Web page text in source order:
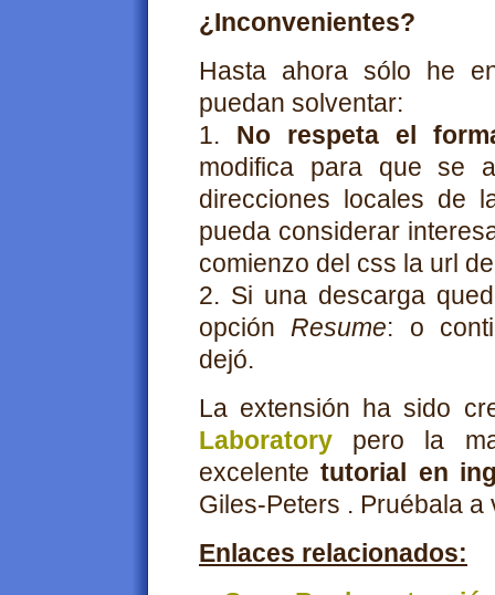
¿Inconvenientes?
Hasta ahora sólo he
puedan solventar:
1. No respeta el
modifica para que se
direcciones locales de
pueda considerar
comienzo del css la url
2. Si una descarga
opción Resume: o
dejó.
La extensión ha sido
Laboratory pero la
excelentetutorial en
Giles-Peters . Pruébala a
Enlaces relacionados: